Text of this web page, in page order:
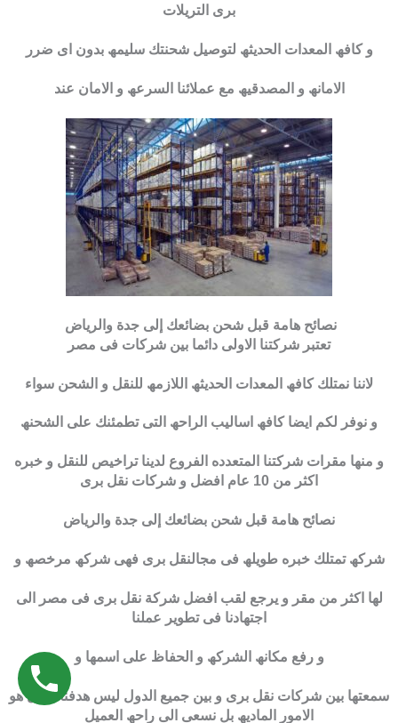
برى التریلات
و كافھ المعدات الحدیثھ لتوصیل شحنتك سلیمھ بدون اى ضرر
الامانھ و المصدقیھ مع عملائنا السرعھ و الامان عند
نصائح هامة قبل شحن بضائعك إلى جدة والرياض
تعتبر شركتنا الاولى دائما بین شركات فى مصر
لاننا نمتلك كافھ المعدات الحدیثھ اللازمھ للنقل و الشحن سواء
و نوفر لكم ایضا كافھ اسالیب الراحھ التى تطمئنك على الشحنھ
و منھا مقرات شركتنا المتعدده الفروع لدینا تراخیص للنقل و خبره
اكثر من 10 عام افضل و شركات نقل برى
نصائح هامة قبل شحن بضائعك إلى جدة والرياض
شركھ تمتلك خبره طویلھ فى مجالنقل برى فھى شركھ مرخصھ و
لھا اكثر من مقر و یرجع لقب افضل شركة نقل برى فى مصر الى
اجتھادنا فى تطویر عملنا
و رفع مكانھ الشركھ و الحفاظ على اسمھا و
سمعتھا بین شركات نقل برى و بین جمیع الدول لیس ھدفنا الاول ھو
الامور المادیھ بل نسعى الى راحھ العمیل